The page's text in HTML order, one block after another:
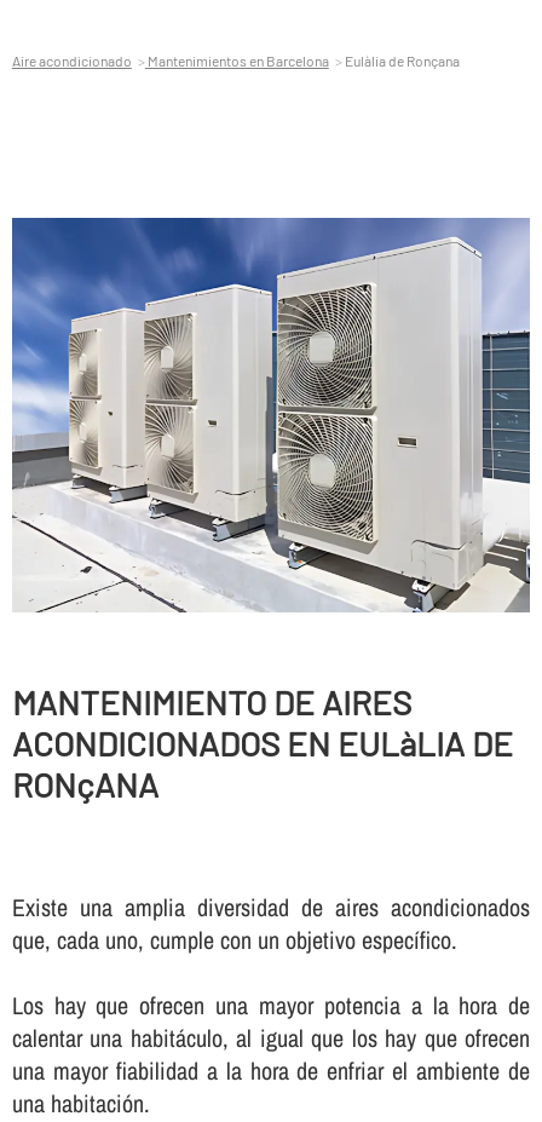
Aire acondicionado Mantenimientos en Barcelona Eulàlia de Ronçana
MANTENIMIENTO DE AIRES
ACONDICIONADOS EN EULàLIA DE
RONçANA
Existe una amplia diversidad de aires acondicionados
que, cada uno, cumple con un objetivo especí­fico.
Los hay que ofrecen una mayor potencia a la hora de
calentar una habitáculo, al igual que los hay que ofrecen
una mayor fiabilidad a la hora de enfriar el ambiente de
una habitación.